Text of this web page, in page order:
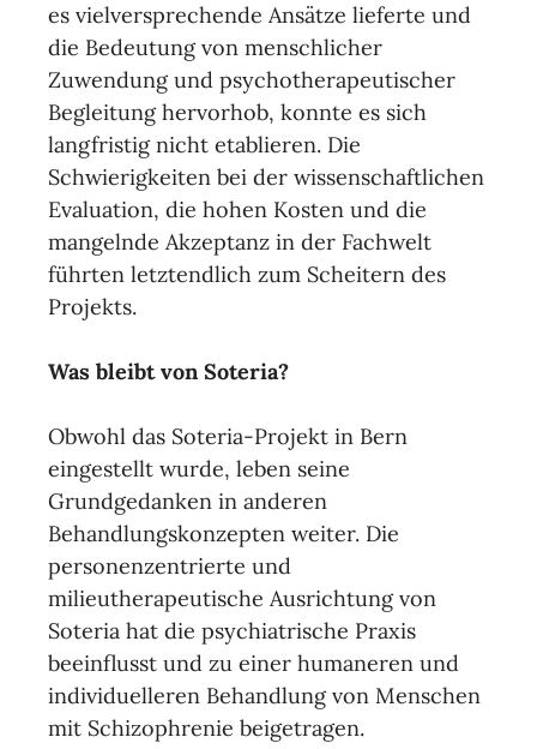
es vielversprechende Ansätze lieferte und
die Bedeutung von menschlicher
Zuwendung und psychotherapeutischer
Begleitung hervorhob, konnte es sich
langfristig nicht etablieren. Die
Schwierigkeiten bei der wissenschaftlichen
Evaluation, die hohen Kosten und die
mangelnde Akzeptanz in der Fachwelt
führten letztendlich zum Scheitern des
Projekts.
Was bleibt von Soteria?
Obwohl das Soteria-Projekt in Bern
eingestellt wurde, leben seine
Grundgedanken in anderen
Behandlungskonzepten weiter. Die
personenzentrierte und
milieutherapeutische Ausrichtung von
Soteria hat die psychiatrische Praxis
beeinflusst und zu einer humaneren und
individuelleren Behandlung von Menschen
mit Schizophrenie beigetragen.